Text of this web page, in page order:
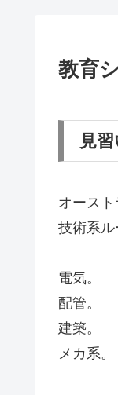
教育
見
オース
技術系ル
電気。
配管。
建築。
メカ系。